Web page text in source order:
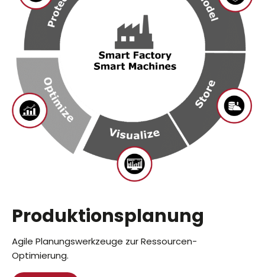
Produktionsplanung
Agile Planungswerkzeuge zur Ressourcen-
Optimierung.